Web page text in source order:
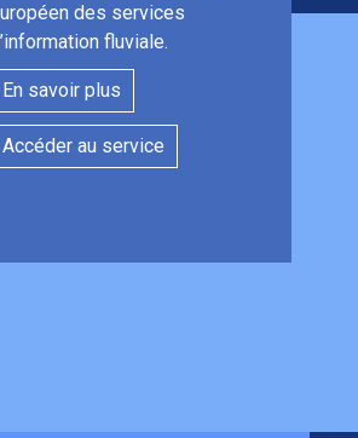
des services
fluviale.
En savoir plus
Accéder au service